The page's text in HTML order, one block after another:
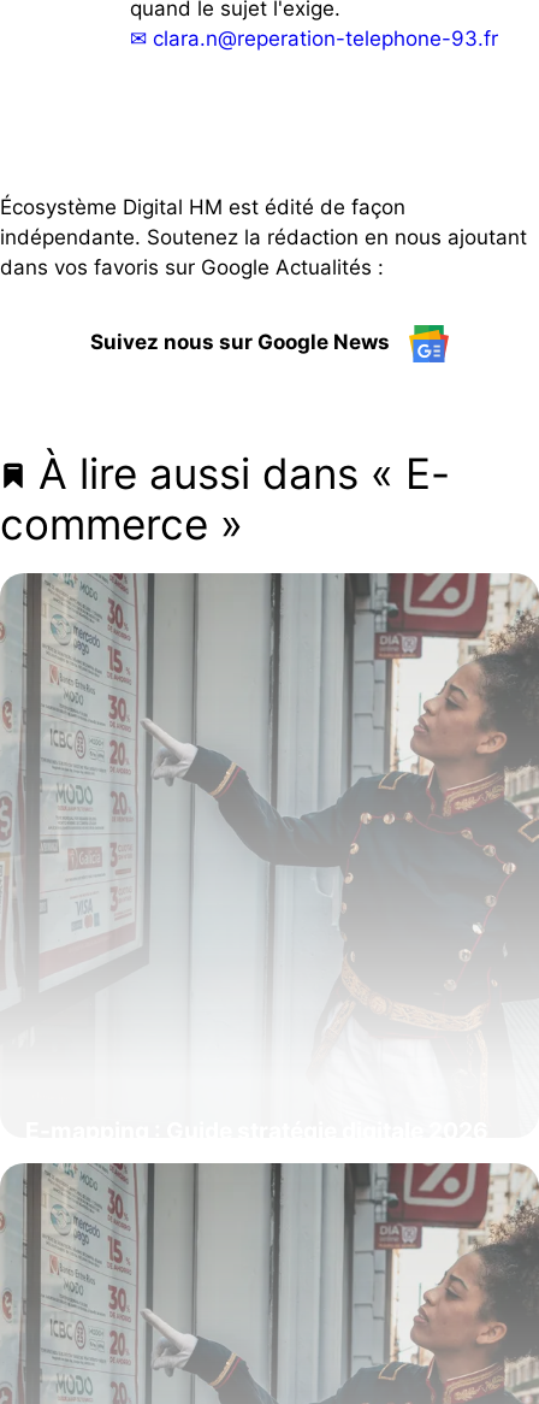
quand le sujet l'exige.
✉ clara.n@reperation-telephone-93.fr
Écosystème Digital HM est édité de façon
indépendante. Soutenez la rédaction en nous ajoutant
dans vos favoris sur Google Actualités :
Suivez nous sur Google News
À lire aussi dans « E-
commerce »
23 mai 2026